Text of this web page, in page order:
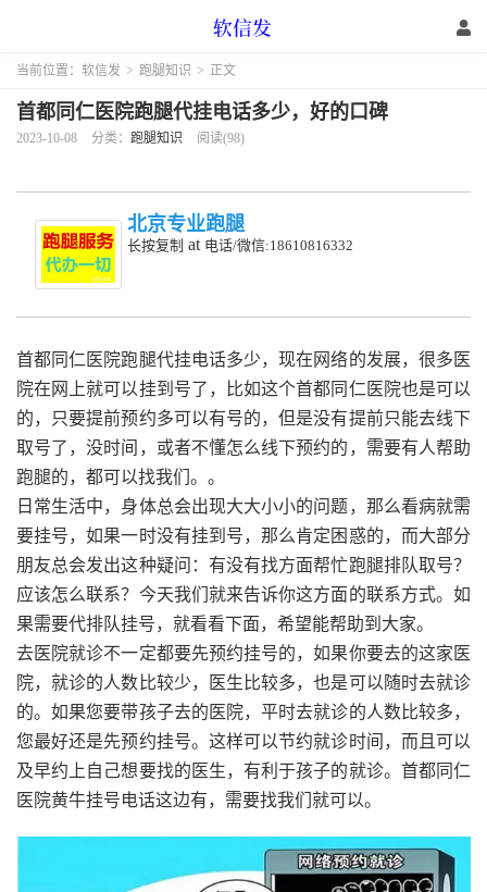
当前位置： 软信发 > 跑腿知识 > 正文
首都同仁医院跑腿代挂电话多少，好的口碑
2023-10-08 分类： 跑腿知识 阅读(98)
北京专业跑腿
长按复制 at 电话/微信:18610816332
首都同仁医院跑腿代挂电话多少，现在网络的发展，很多医
院在网上就可以挂到号了，比如这个首都同仁医院也是可以
的，只要提前预约多可以有号的，但是没有提前只能去线下
取号了，没时间，或者不懂怎么线下预约的，需要有人帮助
跑腿的，都可以找我们。。
日常生活中，身体总会出现大大小小的问题，那么看病就需
要挂号，如果一时没有挂到号，那么肯定困惑的，而大部分
朋友总会发出这种疑问：有没有找方面帮忙跑腿排队取号？
应该怎么联系？今天我们就来告诉你这方面的联系方式。如
果需要代排队挂号，就看看下面，希望能帮助到大家。
去医院就诊不一定都要先预约挂号的，如果你要去的这家医
院，就诊的人数比较少，医生比较多，也是可以随时去就诊
的。如果您要带孩子去的医院，平时去就诊的人数比较多，
您最好还是先预约挂号。这样可以节约就诊时间，而且可以
及早约上自己想要找的医生，有利于孩子的就诊。首都同仁
医院黄牛挂号电话这边有，需要找我们就可以。